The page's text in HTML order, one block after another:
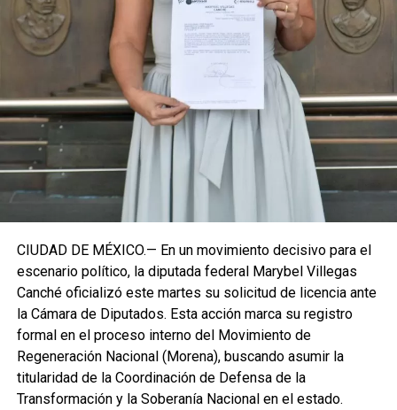
estrategia de cercanía ciudadana. Su retorno a Quintana
Roo busca garantizar la cohesión de las estructuras de
izquierda de cara a los próximos retos políticos. El relevo
institucional se procesará conforme a los tiempos legales
establecidos, manteniendo la continuidad de la
representación parlamentaria del estado.
Fuente: 5to Poder Agencia de Noticias
CIUDAD DE MÉXICO.— En un movimiento decisivo para el
escenario político, la diputada federal Marybel Villegas
Canché oficializó este martes su solicitud de licencia ante
la Cámara de Diputados. Esta acción marca su registro
formal en el proceso interno del Movimiento de
Regeneración Nacional (Morena), buscando asumir la
titularidad de la Coordinación de Defensa de la
Transformación y la Soberanía Nacional en el estado.